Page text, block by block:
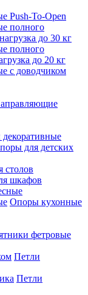
Push-To-Open
полного
до 30 кг
полного
до 20 кг
с доводчиком
для детских
столов
шкафов
Опоры кухонные
фетровые
Петли
Петли